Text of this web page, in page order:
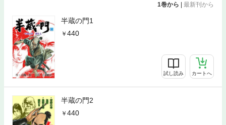
1巻から 最新刊から
半蔵の門1
440
試し読み カートへ
半蔵の門2
440